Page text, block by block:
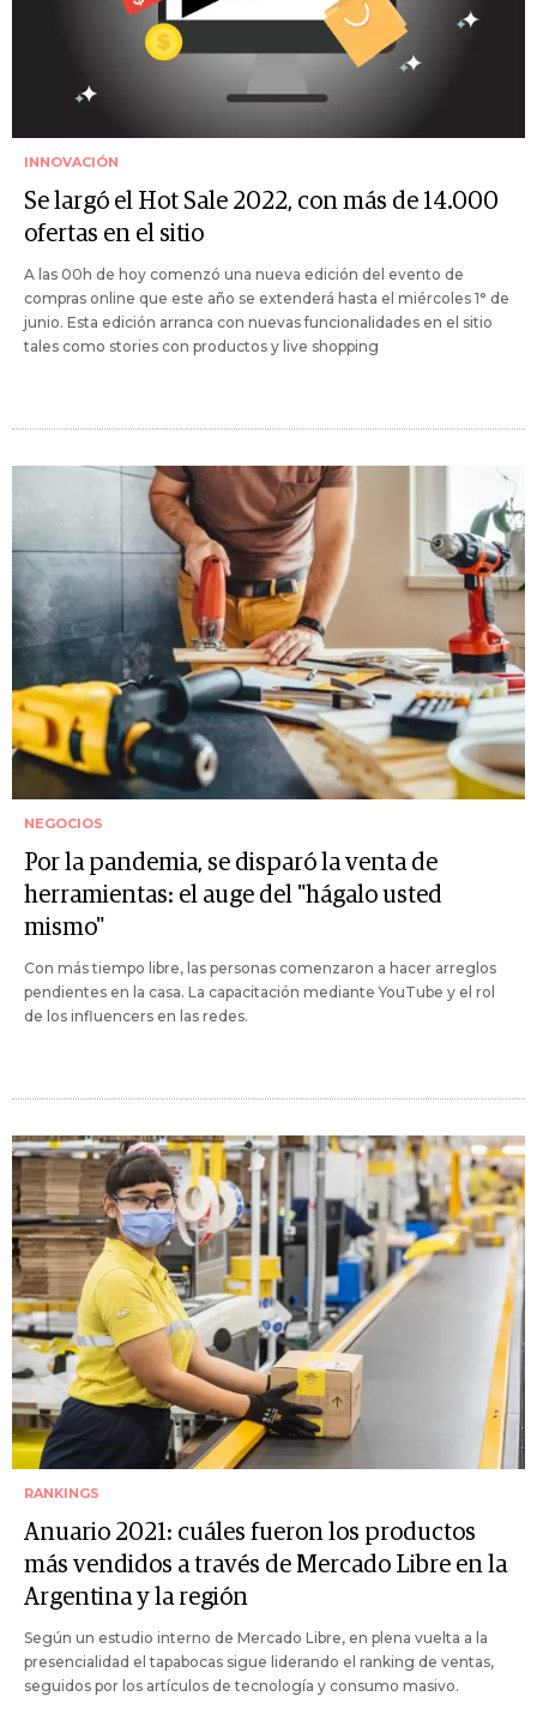
INNOVACIÓN
Se largó el Hot Sale 2022, con más de 14.000
ofertas en el sitio
A las 00h de hoy comenzó una nueva edición del evento de
compras online que este año se extenderá hasta el miércoles 1° de
junio. Esta edición arranca con nuevas funcionalidades en el sitio
tales como stories con productos y live shopping
NEGOCIOS
Por la pandemia, se disparó la venta de
herramientas: el auge del "hágalo usted
mismo"
Con más tiempo libre, las personas comenzaron a hacer arreglos
pendientes en la casa. La capacitación mediante YouTube y el rol
de los influencers en las redes.
RANKINGS
Anuario 2021: cuáles fueron los productos
más vendidos a través de Mercado Libre en la
Argentina y la región
Según un estudio interno de Mercado Libre, en plena vuelta a la
presencialidad el tapabocas sigue liderando el ranking de ventas,
seguidos por los artículos de tecnología y consumo masivo.